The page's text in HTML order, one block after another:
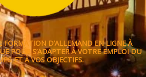
FORMATION D’ALLEMAND EN LIGNE À
POUR S’ADAPTER À VOTRE EMPLOI DU
ET À VOS OBJECTIFS.